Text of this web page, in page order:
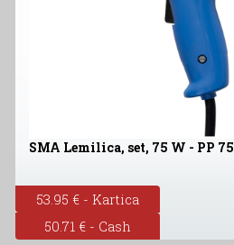
SMA Lemilica, set, 75 W - PP 75
53.95 € - Kartica
50.71 € - Cash